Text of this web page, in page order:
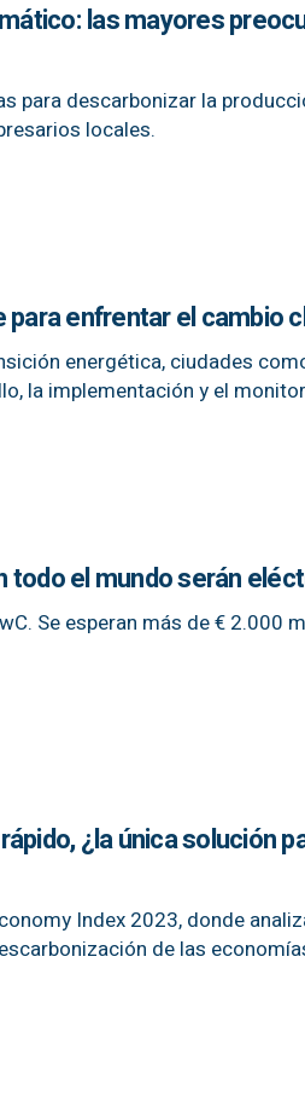
las mayores
para descarbonizar la
locales.
para enfrentar el cambio
energética, ciudades
la implementación y el
todo el mundo serán
Se esperan más de € 2.000
¿la única solución
Index 2023, donde
de las